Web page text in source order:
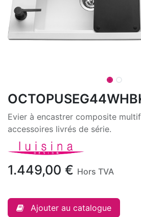
Evier à encastrer composite
accessoires livrés de série.
1.449,00 € Hors TVA
Ajouter au catalogue